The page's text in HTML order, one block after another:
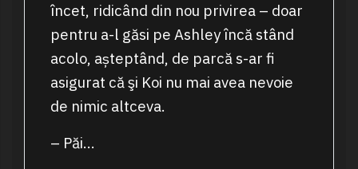
încet, ridicând din nou privirea – doar
pentru a-l găsi pe Ashley încă stând
acolo, așteptând, de parcă s-ar fi
asigurat că şi Koi nu mai avea nevoie
de nimic altceva.
– Păi…